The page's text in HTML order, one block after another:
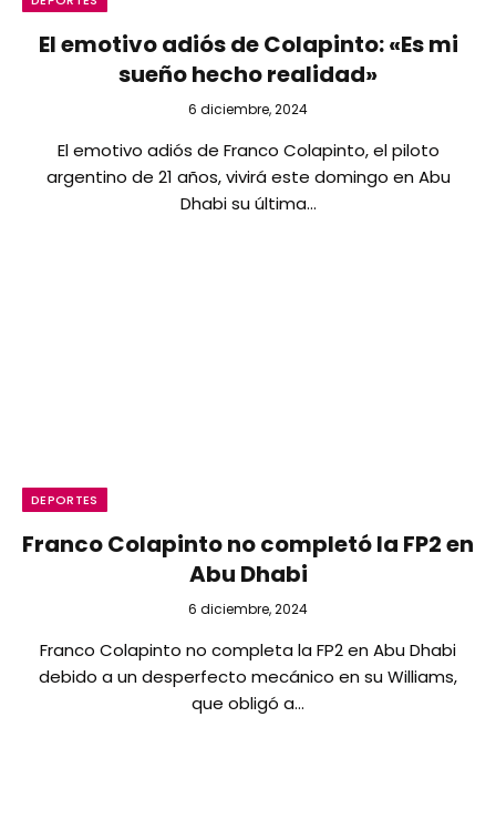
El emotivo adiós de Colapinto: «Es mi
sueño hecho realidad»
6 diciembre, 2024
El emotivo adiós de Franco Colapinto, el piloto
argentino de 21 años, vivirá este domingo en Abu
Dhabi su última…
DEPORTES
Franco Colapinto no completó la FP2 en
Abu Dhabi
6 diciembre, 2024
Franco Colapinto no completa la FP2 en Abu Dhabi
debido a un desperfecto mecánico en su Williams,
que obligó a…